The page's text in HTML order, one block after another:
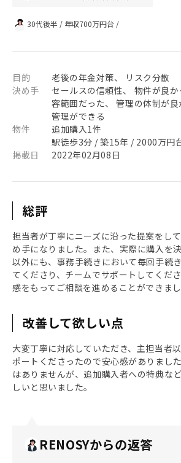
30代後半 / 年収700万円台 /
目的
老後の年金対策、 リスク分散
決め手
セールスの信頼性、 物件が良
容範囲だった、 管理の体制が
管理ができる
物件
追加購入1件
駅徒歩3分 / 築15年 / 2000万円
掲載日
2022年02月08日
総評
担当者が丁寧にニーズに沿った提案をし
め手になりました。また、実際に購入を
以外にも、事務手続きにおいて毎回手続
てくださり、チームでサポートしてくだ
感をもってご相談を進めることができまし
改善して欲しい点
大変丁寧に対応していただき、主担当者
ポートくださったので安心感がありまし
はありませんが、追加購入者への特典な
しいと思いました。
RENOSYからの返答